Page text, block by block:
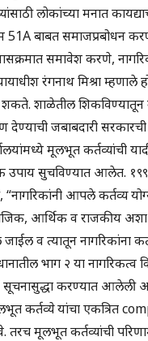
लोकांच्या मनात
बाबत समाजप्रबोधन
समावेश करणे,
रंगनाथ मिश्रा म्हणाले
शाळेतील शिकविण्यातून
देण्याची जबाबदारी
मूलभूत कर्तव्यांची
सुचविण्यात आलेत.
“नागरिकांनी आपले कर्तव्य
आर्थिक व राजकीय
व त्यातून नागरिकांना
भाग २ या
करण्यात आलेली
कर्तव्ये यांचा एकत्रित
तरच मूलभूत कर्तव्यांची